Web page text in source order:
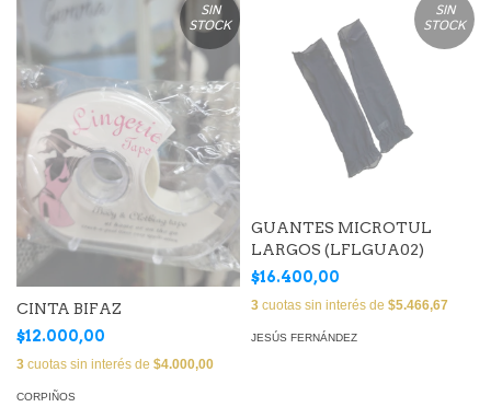
SIN
STOCK
CINTA BIFAZ
$12.000,00
3 cuotas sin interés de $4.000,00
CORPIÑOS
SIN
STOCK
GUANTES MICROTUL
LARGOS (LFLGUA02)
$16.400,00
3 cuotas sin interés de $5.466,67
JESÚS FERNÁNDEZ